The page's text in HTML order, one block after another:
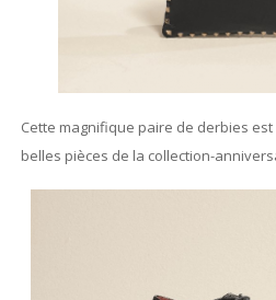
Cette magnifique paire de derbies
belles pièces de la collection-